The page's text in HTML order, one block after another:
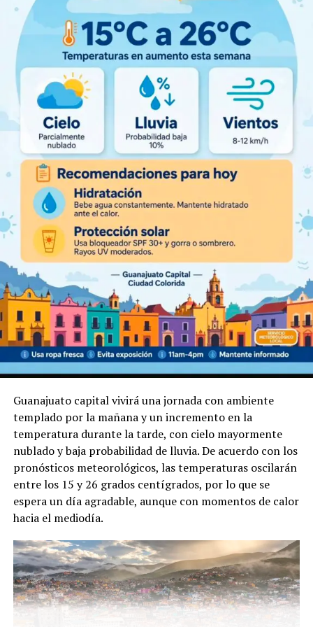
miércoles, condiciones que favorecerán tardes y noches
con temperaturas más agradables para los
guanajuatenses.
Guanajuato capital vivirá una jornada con ambiente
templado por la mañana y un incremento en la
temperatura durante la tarde, con cielo mayormente
nublado y baja probabilidad de lluvia. De acuerdo con los
pronósticos meteorológicos, las temperaturas oscilarán
entre los 15 y 26 grados centígrados, por lo que se
espera un día agradable, aunque con momentos de calor
hacia el mediodía.